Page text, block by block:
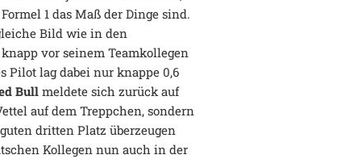
1 das Maß der Dinge sind.
Bild wie in den
vor seinem Teamkollegen
Pilot lag dabei nur knappe 0,6
Bull meldete sich zurück auf
auf dem Treppchen, sondern
dritten Platz überzeugen
Kollegen nun auch in der